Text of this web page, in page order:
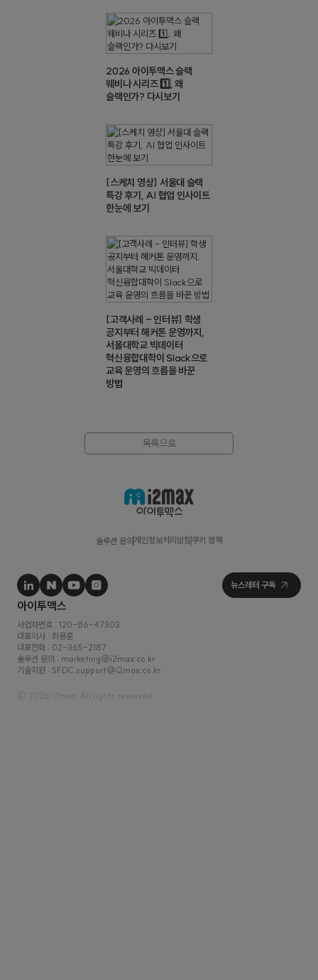
2026 아이투맥스 슬랙
웨비나 시리즈 1️⃣, 왜
슬랙인가? 다시보기
[스케치 영상] 서울대 슬랙
특강 후기, AI 협업 인사이트
한눈에 보기
[고객사례 - 인터뷰] 학생
공지부터 해커톤 운영까지,
서울대학교 빅데이터
혁신융합대학이 Slack으로
교육 운영의 흐름을 바꾼
방법
목록으로
솔루션 문의 개인정보처리방침 쿠키 정책
사업자번호 : 120-86-47303
대표이사 : 최용훈
© 2026 i2max. All rights reserved.
솔루션 문의 : marketing@i2max.co.kr
기술지원 : SFDC.support@i2max.co.kr
대표전화 : 02-365-2187